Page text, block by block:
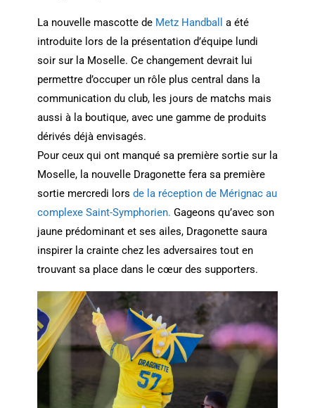
La nouvelle mascotte de Metz Handball
a été
introduite lors de la présentation d’équipe lundi
soir sur la Moselle. Ce changement devrait lui
permettre d’occuper un rôle plus central dans la
communication du club, les jours de matchs mais
aussi à la boutique, avec une gamme de produits
dérivés déjà envisagés.
Pour ceux qui ont manqué sa première sortie sur la
Moselle, la nouvelle Dragonette fera sa première
sortie mercredi lors de la réception de Mérignac au
complexe Saint-Symphorien. Gageons qu’avec son
jaune prédominant et ses ailes, Dragonette saura
inspirer la crainte chez les adversaires tout en
trouvant sa place dans le cœur des supporters.